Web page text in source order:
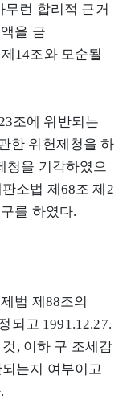
런 합리적 근거
을 금
14조와 모순될
조에 위반되는
한 위헌제청을 하
청을 기각하였으
소법 제68조 제2
를 하였다.
법 제88조의
되고 1991.12.27.
, 이하 구 조세감
는지 여부이고